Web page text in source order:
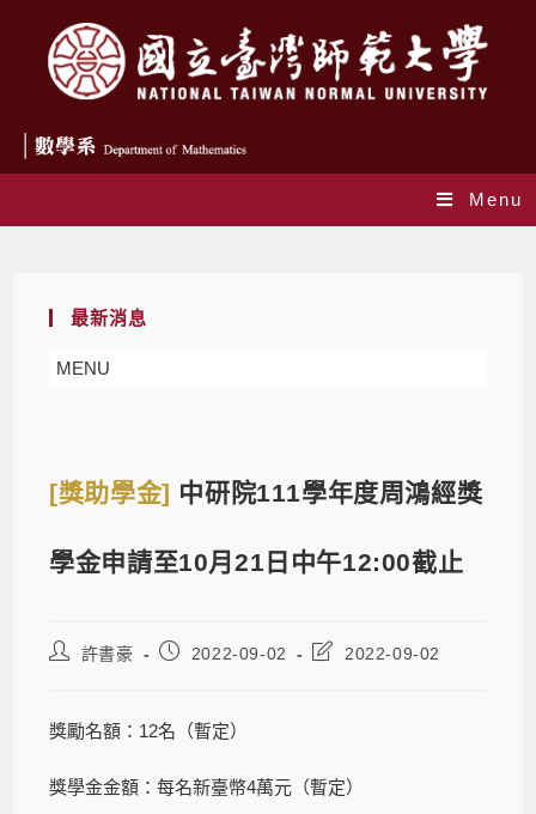
Menu
最新消息
MENU
[獎助學金] 中研院111學年度周鴻經獎
學金申請至10月21日中午12:00截止
許書豪 2022-09-02 2022-09-02
獎勵名額：12名（暫定）
獎學金金額：每名新臺幣4萬元（暫定）